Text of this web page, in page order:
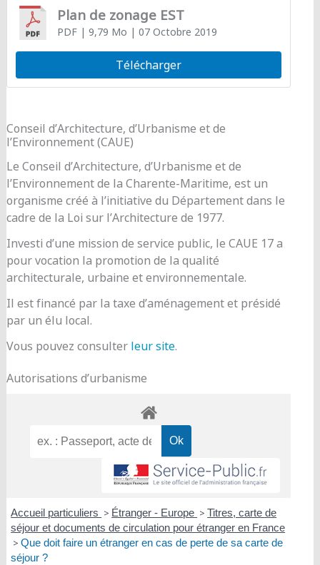
Plan de zonage EST
PDF| 9,79 Mo | 07 Octobre 2019
Télécharger
Conseil d’Architecture, d’Urbanisme et de
l’Environnement (CAUE)
Le Conseil d’Architecture, d’Urbanisme et de
l’Environnement de la Charente-Maritime, est un
organisme créé à l’initiative du Département dans le
cadre de la Loi sur l’Architecture de 1977.
Investi d’une mission de service public, le CAUE 17 a
pour vocation la promotion de la qualité
architecturale, urbaine et environnementale.
Il est financé par la taxe d’aménagement et présidé
par un élu local.
Vous pouvez consulter leur site.
Autorisations d’urbanisme
Accueil particuliers > Étranger - Europe > Titres, carte de
séjour et documents de circulation pour étranger en France
> Que doit faire un étranger en cas de perte de sa carte de
séjour ?